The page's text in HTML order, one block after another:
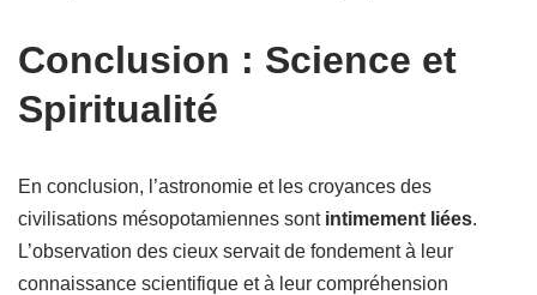
Conclusion : Science et
Spiritualité
En conclusion, l’astronomie et les croyances des
civilisations mésopotamiennes sont intimement liées.
L’observation des cieux servait de fondement à leur
connaissance scientifique et à leur compréhension